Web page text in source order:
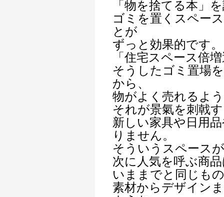
「物を捨てる本」
ゴミを置くスペー
とが
ずっと効果的です。
「住宅スペース倍
そうしたゴミ置場
から、
物がよく売れるよ
それが景氣を刺戟
新しい家具や日用
りません。
そういうスペース
次に人気を呼ぶ商
いままでと同じも
素材からデザイン